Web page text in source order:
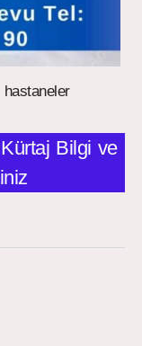
Bilgi ve